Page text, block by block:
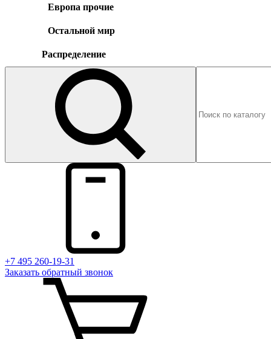
Европа прочие
Остальной мир
Распределение
+7 495 260-19-31
Заказать обратный звонок